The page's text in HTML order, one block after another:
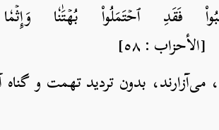
فَقَدِ ٱحۡتَمَلُواْ بُهۡتَٰنٗا وَإِثۡمٗا
بدون تردید تهمت و